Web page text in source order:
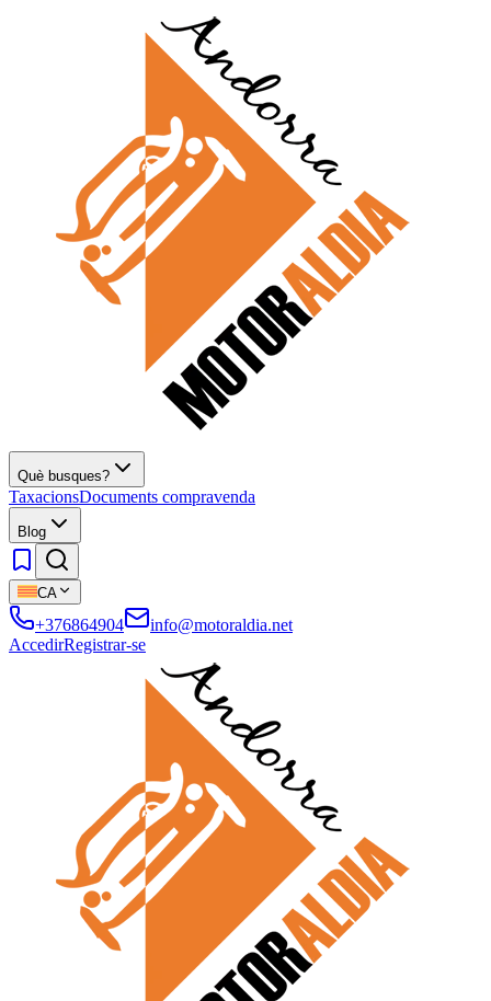
Què busques?
TaxacionsDocuments compravenda
Blog
CA
+376864904
info@motoraldia.net
AccedirRegistrar-se